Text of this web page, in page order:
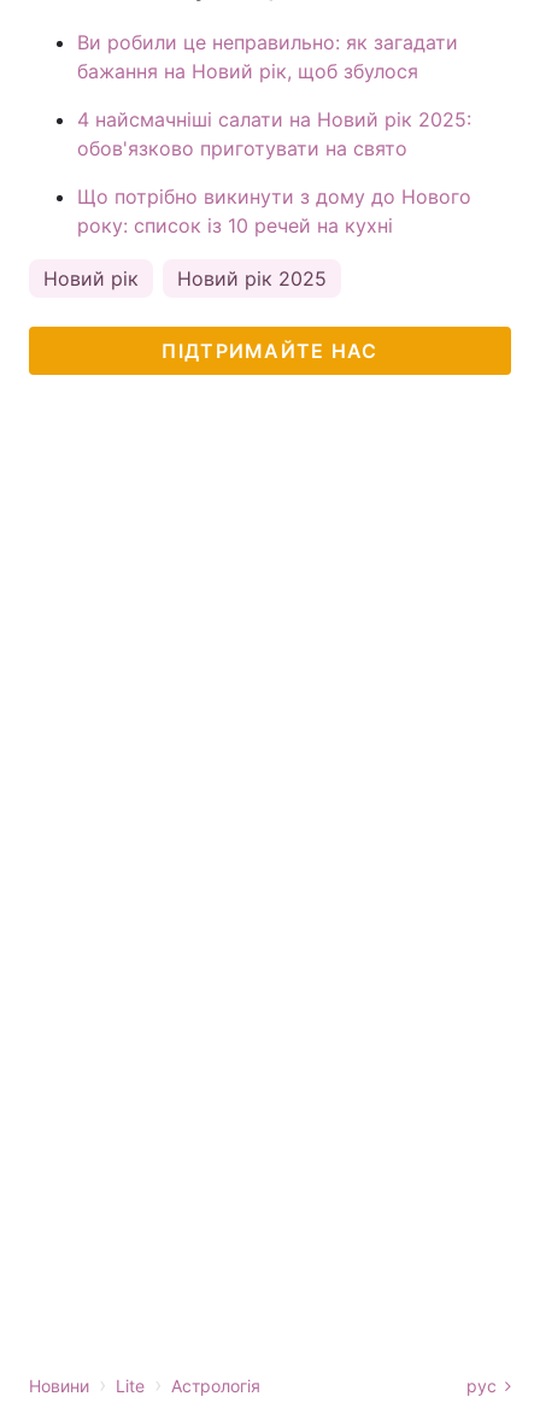
Ви робили це неправильно: як загадати
бажання на Новий рік, щоб збулося
4 найсмачніші салати на Новий рік 2025:
обов'язково приготувати на свято
Що потрібно викинути з дому до Нового
року: список із 10 речей на кухні
Новий рік Новий рік 2025
ПІДТРИМАЙТЕ НАС
Новини › Lite › Астрологія рус